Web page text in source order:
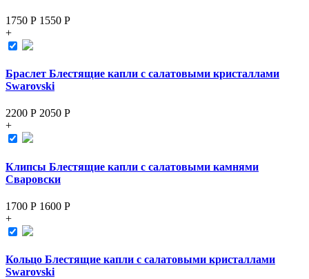
1750 Р 1550 Р
+
Браслет Блестящие капли с салатовыми кристаллами
Swarovski
2200 Р 2050 Р
+
Клипсы Блестящие капли с салатовыми камнями
Сваровски
1700 Р 1600 Р
+
Кольцо Блестящие капли с салатовыми кристаллами
Swarovski